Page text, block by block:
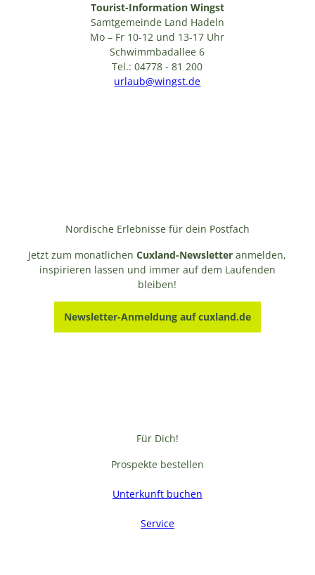
Tourist-Information Wingst
Samtgemeinde Land Hadeln
Mo – Fr 10-12 und 13-17 Uhr
Schwimmbadallee 6
Tel.: 04778 - 81 200
urlaub@wingst.de
Nordische Erlebnisse für dein Postfach
Jetzt zum monatlichenCuxland-Newsletter anmelden,
inspirieren lassen und immer auf dem Laufenden
bleiben!
Newsletter-Anmeldung auf cuxland.de
Für Dich!
Prospekte bestellen
Unterkunft buchen
Service